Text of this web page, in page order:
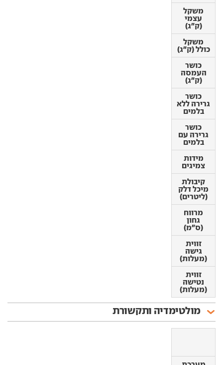
משקל
עצמי
(ק"ג)
משקל
כולל (ק"ג)
כושר
העמסה
(ק"ג)
כושר
גרירה ללא
בלמים
כושר
גרירה עם
בלמים
מידות
צמיגים
קיבולת
מיכל דלק
(ליטרים)
מרווח
גחון
(ס"מ)
זווית
גישה
(מעלות)
זווית
נטישה
(מעלות)
משקל
עצמי
(ק"ג)
משקל
כולל (ק"ג)
כושר
העמסה
(ק"ג)
כושר
גרירה ללא
בלמים
כושר
גרירה עם
בלמים
מידות
צמיגים
קיבולת
מיכל דלק
(ליטרים)
מרווח
גחון
(ס"מ)
זווית
גישה
(מעלות)
זווית
נטישה
(מעלות)
מולטימדיה ותקשורת